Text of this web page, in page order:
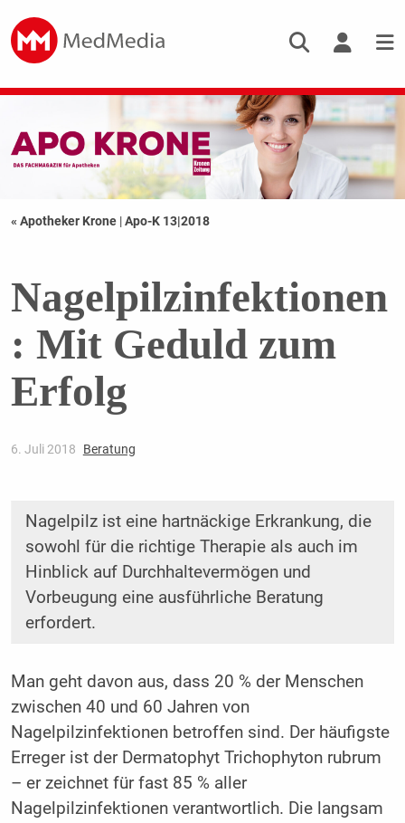
« Apotheker Krone |Apo-K 13|2018
Nagelpilzinfektionen
: Mit Geduld zum
Erfolg
6. Juli 2018 Beratung
Nagelpilz ist eine hartnäckige Erkrankung, die
sowohl für die richtige Therapie als auch im
Hinblick auf Durchhaltevermögen und
Vorbeugung eine ausführliche Beratung
erfordert.
Man geht davon aus, dass 20 % der Menschen
zwischen 40 und 60 Jahren von
Nagelpilzinfektionen betroffen sind. Der häufigste
Erreger ist der Dermatophyt Trichophyton rubrum
– er zeichnet für fast 85 % aller
Nagelpilzinfektionen verantwortlich. Die langsam